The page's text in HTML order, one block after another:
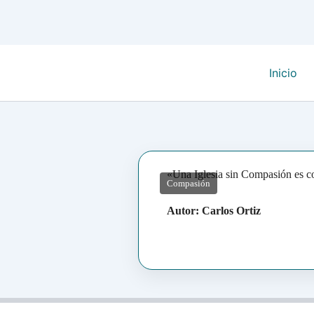
Inicio
Compasión
«Una Iglesia sin Compasión es
Autor: Carlos Ortiz